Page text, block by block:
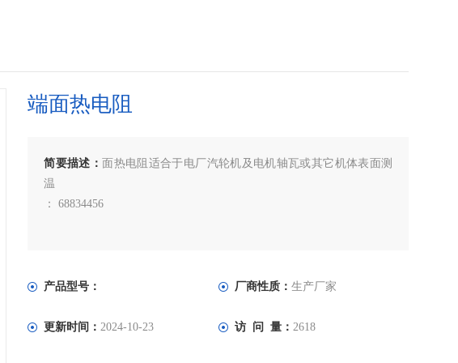
端面热电阻
简要描述： 面热电阻适合于电厂汽轮机及电机轴瓦或其它机体表面测
温
： 68834456
产品型号： 厂商性质： 生产厂家
更新时间：2024-10-23 访 问 量： 2618